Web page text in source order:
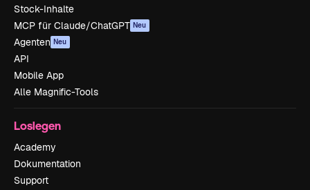
Stock-Inhalte
MCP für Claude/ChatGPT Neu
Agenten Neu
API
Mobile App
Alle Magnific-Tools
Loslegen
Academy
Dokumentation
Support